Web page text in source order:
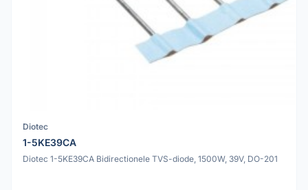
Diotec
1-5KE39CA
Diotec 1-5KE39CA Bidirectionele TVS-diode, 1500W, 39V, DO-201